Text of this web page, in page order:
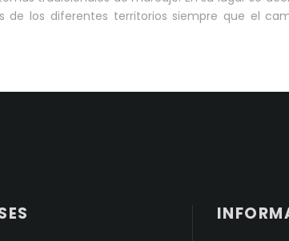
los diferentes territorios siempre que el